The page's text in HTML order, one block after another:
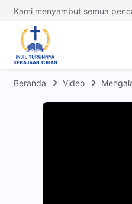
Kami menyambut semua
Beranda Video